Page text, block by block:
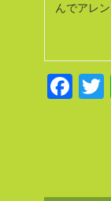
んでアレ
F